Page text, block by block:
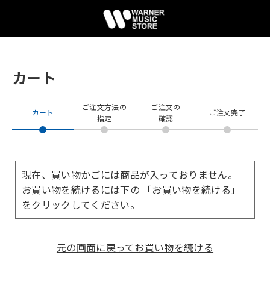
カート
カート
ご注文方法の
指定
ご注文の
確認
ご注文完了
現在、買い物かごには商品が入っておりません。
お買い物を続けるには下の 「お買い物を続ける」
をクリックしてください。
元の画面に戻ってお買い物を続ける